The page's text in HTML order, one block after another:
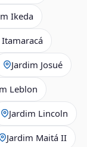
Ikeda
Jardim Josué
Leblon
Jardim Lincoln
Jardim Maitá II